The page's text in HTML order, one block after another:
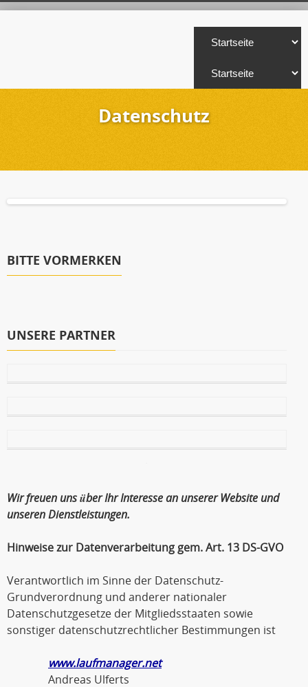
Datenschutz
BITTE VORMERKEN
UNSERE PARTNER
Wir freuen uns über Ihr Interesse an unserer Website und
unseren Dienstleistungen.
Hinweise zur Datenverarbeitung gem. Art. 13 DS-GVO
Verantwortlich im Sinne der Datenschutz-
Grundverordnung und anderer nationaler
Datenschutzgesetze der Mitgliedsstaaten sowie
sonstiger datenschutzrechtlicher Bestimmungen ist
www.laufmanager.net
Andreas Ulferts